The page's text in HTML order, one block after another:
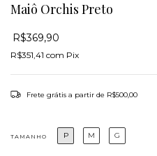
Maiô Orchis Preto
R$369,90
R$351,41 com Pix
Frete grátis a partir de R$500,00
TAMANHO P M G